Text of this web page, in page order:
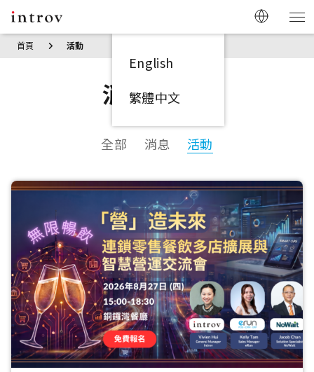
English
繁體中文
首頁 活動
消息 / 活動
全部 消息 活動